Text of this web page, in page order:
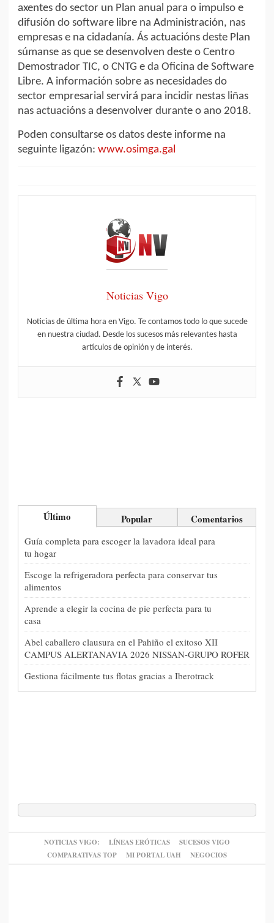
axentes do sector un Plan anual para o impulso e
difusión do software libre na Administración, nas
empresas e na cidadanía. Ás actuacións deste Plan
súmanse as que se desenvolven deste o Centro
Demostrador TIC, o CNTG e da Oficina de Software
Libre. A información sobre as necesidades do
sector empresarial servirá para incidir nestas liñas
nas actuacións a desenvolver durante o ano 2018.
Poden consultarse os datos deste informe na
seguinte ligazón: www.osimga.gal
Noticias Vigo
Noticias de última hora en Vigo. Te contamos todo lo que sucede
en nuestra ciudad. Desde los sucesos más relevantes hasta
artículos de opinión y de interés.
Último Popular Comentarios
Guía completa para escoger la lavadora ideal para
tu hogar
Escoge la refrigeradora perfecta para conservar tus
alimentos
Aprende a elegir la cocina de pie perfecta para tu
casa
Abel caballero clausura en el Pahiño el exitoso XII
CAMPUS ALERTANAVIA 2026 NISSAN-GRUPO ROFER
Gestiona fácilmente tus flotas gracias a Iberotrack
NOTICIAS VIGO: LÍNEAS ERÓTICAS
SUCESOS VIGO
COMPARATIVAS TOP
MI PORTAL UAH NEGOCIOS